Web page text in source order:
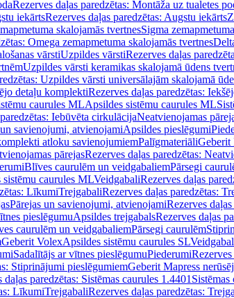
Rezerves daļas paredzētas: Montāža uz tualetes
iekārtsRezerves daļas paredzētas: Augstu iekārts
skalojamās tvertnesSigma
Omega zemapmetuma skalojamās tvertnes
vārstiUzpildes vārstiRezerves daļas
Uzpildes vārsti keramikas skalojamā ūdens
Uzpildes vārsti universālajām skalojamā
detaļu komplektiRezerves daļas paredzētas:
caurules MLApsildes sistēmu caurules ML
Iebūvēta cirkulācijaNeatvienojamas
savienojumi, atvienojamiApsildes pieslēgumi
atloku savienojumiemPalīgmateriāliGeberit
pārejasRezerves daļas paredzētas:
Blīves caurulēm un veidgabaliemPārsegi
sistēmu caurules MLVeidgabaliRezerves daļas
LīkumiTrejgabaliRezerves daļas paredzētas:
Pārejas un savienojumi, atvienojamiRezerves
pieslēgumuApsildes trejgabalsRezerves daļas
caurulēm un veidgabaliemPārsegi caurulēm
Geberit VolexApsildes sistēmu caurules SL
Sadalītājs ar vītnes pieslēgumuPiederumi
Stiprinājumi pieslēgumiemGeberit Mapress
daļas paredzētas: Sistēmas caurules 1.4401 Sistēmas
LīkumiTrejgabaliRezerves daļas paredzētas: